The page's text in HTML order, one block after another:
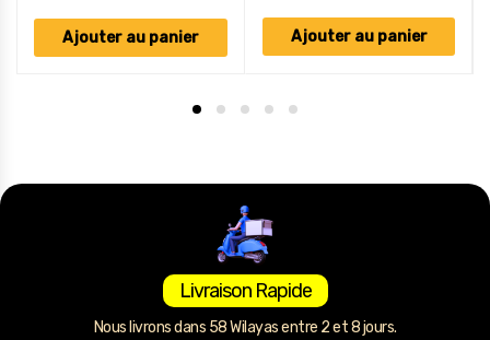
Ajouter au panier Ajouter au panier
Livraison Rapide
Nous livrons dans 58 Wilayas entre 2 et 8 jours.